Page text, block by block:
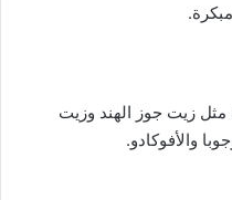
مثل زيت جوز الهند وزيت
والأفوكادو.